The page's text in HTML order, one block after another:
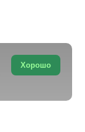
Хорошо